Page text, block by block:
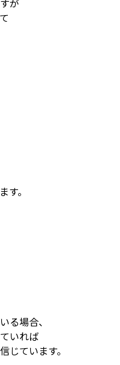
が
す。
る場合、
いれば
じています。